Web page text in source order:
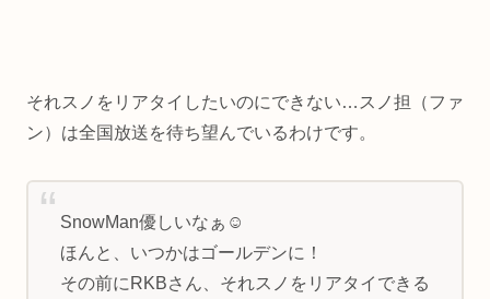
それスノをリアタイしたいのにできない…スノ担（ファ
ン）は全国放送を待ち望んでいるわけです。
SnowMan優しいなぁ☺️
ほんと、いつかはゴールデンに！
その前にRKBさん、それスノをリアタイできる